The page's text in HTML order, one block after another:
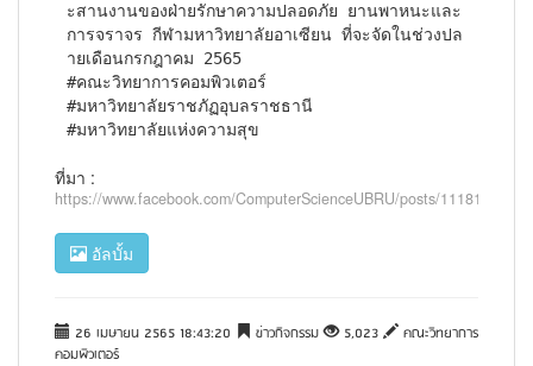
ะสานงานของฝ่ายรักษาความปลอดภัย ยานพาหนะและ
การจราจร กีฬามหาวิทยาลัยอาเซียน ที่จะจัดในช่วงปล
ายเดือนกรกฎาคม 2565
#คณะวิทยาการคอมพิวเตอร์
#มหาวิทยาลัยราชภัฏอุบลราชธานี
#มหาวิทยาลัยแห่งความสุข
ที่มา :
https://www.facebook.com/ComputerScienceUBRU/posts/
อัลบั้ม
26 เมษายน 2565 18:43:20 ข่าวกิจกรรม 5,023
คณะวิทยาการ
คอมพิวเตอร์